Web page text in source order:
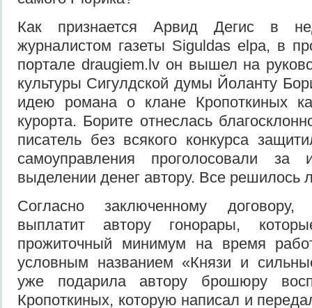
Как признается Арвид Дегис в
журналистом газеты Siguldas elpa, в
портале draugiem.lv он вышел на
культуры Сигулдской думы Йоланту
идею романа о клане Кропоткиных
курорта. Борите отнеслась
писатель без всякого конкурса
самоуправления проголосовали за
выделении денег автору. Все решилось
Согласно заключенному
выплатит автору гонорары,
прожиточный минимум на время
условным названием «Князи и
уже подарила автору брошюру
Кропоткиных, которую написал и